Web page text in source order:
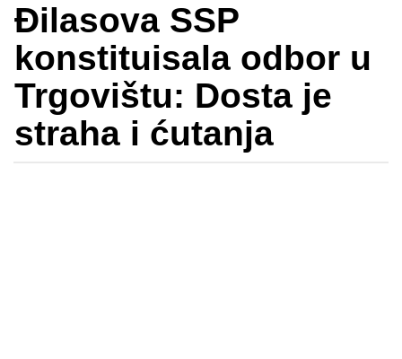
Đilasova SSP
konstituisala odbor u
Trgovištu: Dosta je
straha i ćutanja